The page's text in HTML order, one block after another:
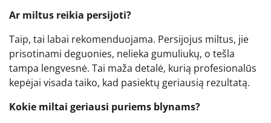
Ar miltus reikia persijoti?
Taip, tai labai rekomenduojama. Persijojus miltus, jie
prisotinami deguonies, nelieka gumuliukų, o tešla
tampa lengvesnė. Tai maža detalė, kurią profesionalūs
kepėjai visada taiko, kad pasiektų geriausią rezultatą.
Kokie miltai geriausi puriems blynams?